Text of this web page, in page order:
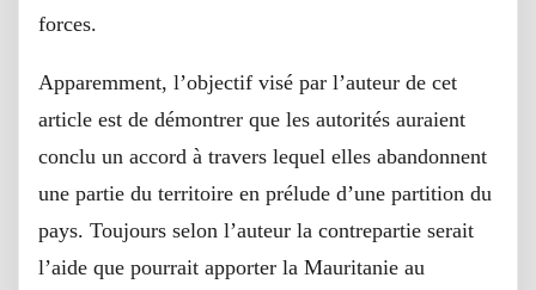
forces.
Apparemment, l’objectif visé par l’auteur de cet
article est de démontrer que les autorités auraient
conclu un accord à travers lequel elles abandonnent
une partie du territoire en prélude d’une partition du
pays. Toujours selon l’auteur la contrepartie serait
l’aide que pourrait apporter la Mauritanie au